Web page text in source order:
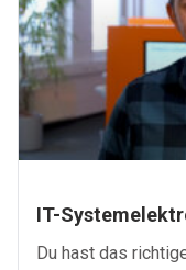
IT-
Du hast das